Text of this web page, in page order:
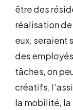
être des
réalisation
eux, seraient
des
tâches, on
créatifs,
la mobilité,